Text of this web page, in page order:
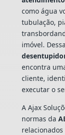
como água
tubulação,
imóvel.
encontra
cliente,
executar o
A Ajax
normas da
relacionados